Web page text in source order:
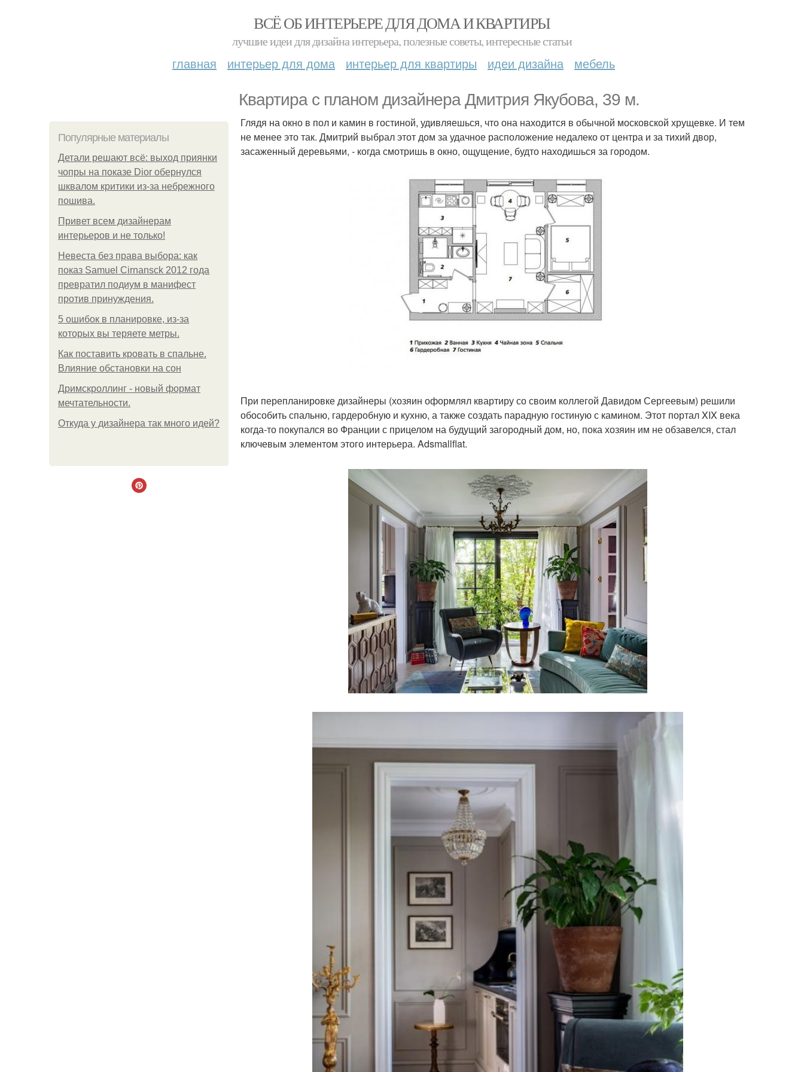
ВСЁ ОБ ИНТЕРЬЕРЕ ДЛЯ ДОМА И КВАРТИРЫ
лучшие идеи для дизайна интерьера, полезные советы, интересные статьи
главная интерьер для дома интерьер для квартиры идеи дизайна мебель
Квартира с планом дизайнера Дмитрия Якубова, 39 м.
Популярные материалы
Детали решают всё: выход приянки
чопры на показе Dior обернулся
шквалом критики из-за небрежного
пошива.
Привет всем дизайнерам
интерьеров и не только!
Невеста без права выбора: как
показ Samuel Cirnansck 2012 года
превратил подиум в манифест
против принуждения.
5 ошибок в планировке, из-за
которых вы теряете метры.
Как поставить кровать в спальне.
Влияние обстановки на сон
Дримскроллинг - новый формат
мечтательности.
Откуда у дизайнера так много идей?
Глядя на окно в пол и камин в гостиной, удивляешься, что она находится в обычной московской хрущевке. И тем
не менее это так. Дмитрий выбрал этот дом за удачное расположение недалеко от центра и за тихий двор,
засаженный деревьями, - когда смотришь в окно, ощущение, будто находишься за городом.
При перепланировке дизайнеры (хозяин оформлял квартиру со своим коллегой Давидом Сергеевым) решили
обособить спальню, гардеробную и кухню, а также создать парадную гостиную с камином. Этот портал XIX века
когда-то покупался во Франции с прицелом на будущий загородный дом, но, пока хозяин им не обзавелся, стал
ключевым элементом этого интерьера. Adsmallflat.